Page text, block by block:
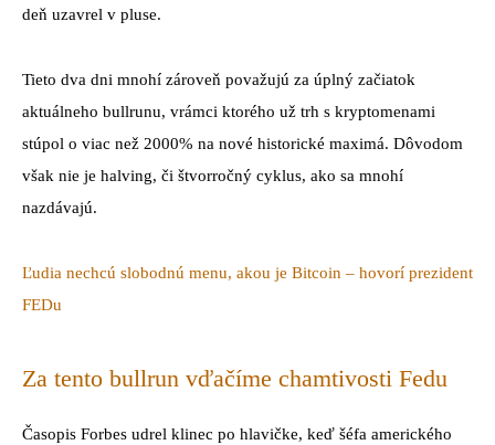
deň uzavrel v pluse.
Tieto dva dni mnohí zároveň považujú za úplný začiatok
aktuálneho bullrunu, vrámci ktorého už trh s kryptomenami
stúpol o viac než 2000% na nové historické maximá. Dôvodom
však nie je halving, či štvorročný cyklus, ako sa mnohí
nazdávajú.
Ľudia nechcú slobodnú menu, akou je Bitcoin – hovorí prezident
FEDu
Za tento bullrun vďačíme chamtivosti Fedu
Časopis Forbes udrel klinec po hlavičke, keď šéfa amerického